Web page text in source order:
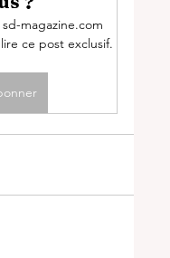
magazine.com
ce post exclusif.